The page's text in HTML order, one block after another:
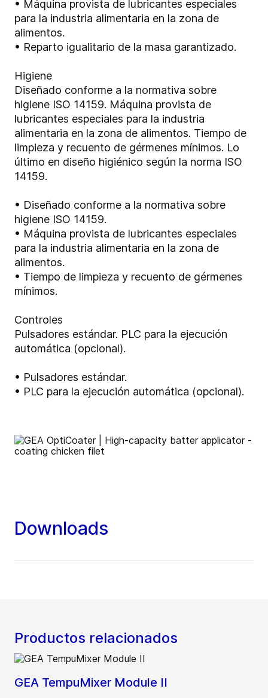
• Máquina provista de lubricantes especiales
para la industria alimentaria en la zona de
alimentos.
• Reparto igualitario de la masa garantizado.
Higiene
Diseñado conforme a la normativa sobre
higiene ISO 14159. Máquina provista de
lubricantes especiales para la industria
alimentaria en la zona de alimentos. Tiempo de
limpieza y recuento de gérmenes mínimos. Lo
último en diseño higiénico según la norma ISO
14159.
• Diseñado conforme a la normativa sobre
higiene ISO 14159.
• Máquina provista de lubricantes especiales
para la industria alimentaria en la zona de
alimentos.
• Tiempo de limpieza y recuento de gérmenes
mínimos.
Controles
Pulsadores estándar. PLC para la ejecución
automática (opcional).
• Pulsadores estándar.
• PLC para la ejecución automática (opcional).
Downloads
Productos relacionados
GEA TempuMixer Module II